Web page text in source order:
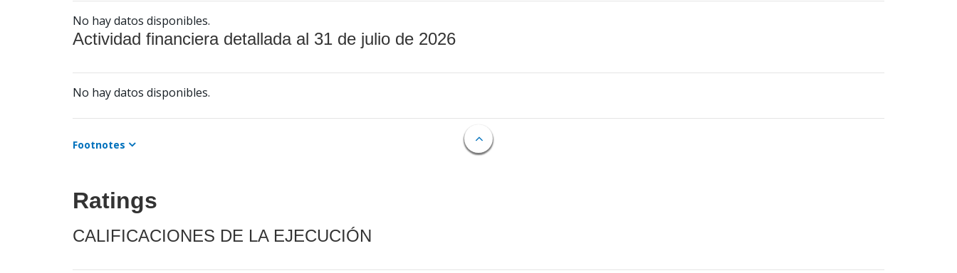
No hay datos disponibles.
Actividad financiera detallada al 31 de julio de 2026
No hay datos disponibles.
Footnotes
Ratings
CALIFICACIONES DE LA EJECUCIÓN